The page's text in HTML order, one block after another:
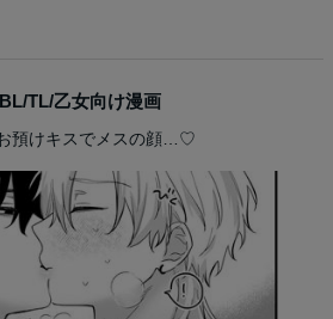
TL/乙女向け漫画
預けキスでメスの顔…♡